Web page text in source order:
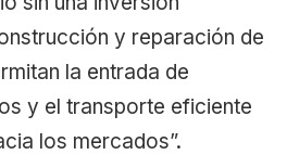
y reparación de
la entrada de
y el transporte eficiente
los mercados”.